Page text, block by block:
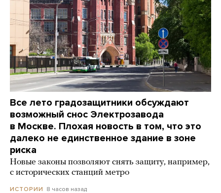
Все лето градозащитники обсуждают
возможный снос Электрозавода
в Москве. Плохая новость в том, что это
далеко не единственное здание в зоне
риска
Новые законы позволяют снять защиту, например,
с исторических станций метро
ИСТОРИИ 8 часов назад